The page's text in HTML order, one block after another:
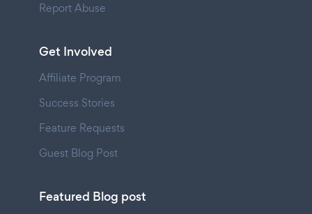
Report Abuse
Get Involved
Affiliate Program
Success Stories
Feature Requests
Guest Blog Post
Featured Blog post